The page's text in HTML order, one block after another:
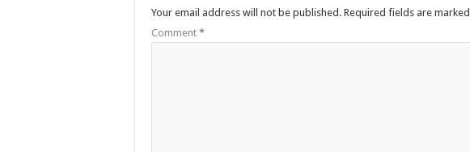
Your email address will not be published. Required fields are marked
Comment *